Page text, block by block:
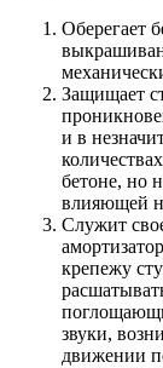
Оберегает
Защищает
и в
бетоне, но
влияющей
Служит
крепежу
звуки,
движении